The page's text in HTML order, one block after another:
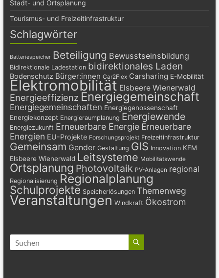
Stadt- und Ortsplanung
Tourismus- und Freizeitinfrastruktur
Schlagwörter
Batteriespeicher Beteiligung Bewusstseinsbildung
Bidirektionale Ladestation bidirektionales Laden
Bodenschutz Bürger:innen Car2Flex Carsharing E-Mobilität
Elektromobilität Elsbeere Wienerwald
Energieeffizienz Energiegemeinschaft
Energiegemeinschaften Energiegenossenschaft
Energiekonzept Energieraumplanung Energiewende
Energiezukunft Erneuerbare Energie Erneuerbare
Energien EU-Projekte Forschungsprojekt Freizeitinfrastruktur
Gemeinsam Gender Gestaltung GIS Innovation KEM
Elsbeere Wienerwald Leitsysteme Mobilitätswende
Ortsplanung Photovoltaik PV-Anlagen regional
Regionalisierung Regionalplanung
Schulprojekte Speicherlösungen Themenweg
Veranstaltungen Windkraft Ökostrom